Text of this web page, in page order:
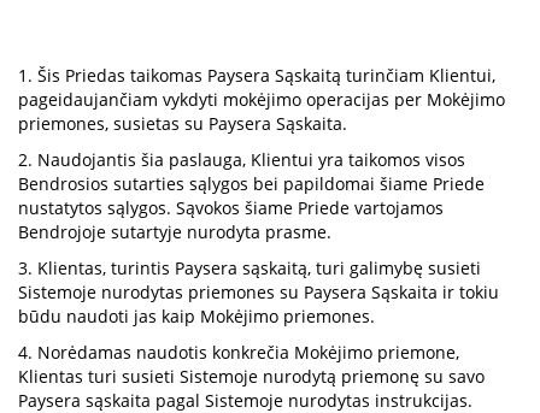
1. Šis Priedas taikomas Paysera Sąskaitą turinčiam Klientui,
pageidaujančiam vykdyti mokėjimo operacijas per Mokėjimo
priemones, susietas su Paysera Sąskaita.
2. Naudojantis šia paslauga, Klientui yra taikomos visos
Bendrosios sutarties sąlygos bei papildomai šiame Priede
nustatytos sąlygos. Sąvokos šiame Priede vartojamos
Bendrojoje sutartyje nurodyta prasme.
3. Klientas, turintis Paysera sąskaitą, turi galimybę susieti
Sistemoje nurodytas priemones su Paysera Sąskaita ir tokiu
būdu naudoti jas kaip Mokėjimo priemones.
4. Norėdamas naudotis konkrečia Mokėjimo priemone,
Klientas turi susieti Sistemoje nurodytą priemonę su savo
Paysera sąskaita pagal Sistemoje nurodytas instrukcijas.